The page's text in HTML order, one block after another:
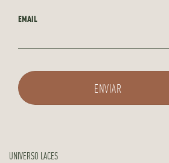
EMAIL
UNIVERSO LACES